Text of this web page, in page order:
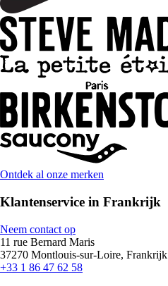
Ontdek al onze merken
Klantenservice in Frankrijk
Neem contact op
11 rue Bernard Maris
37270 Montlouis-sur-Loire, Frankrijk
+33 1 86 47 62 58